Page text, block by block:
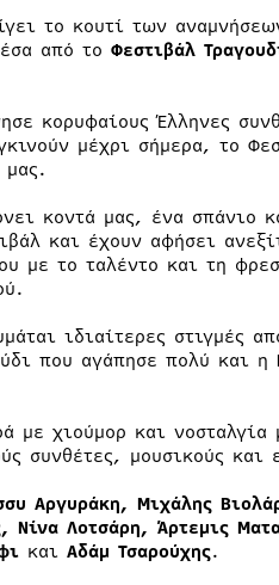
το κουτί των
από το Φεστιβάλ
κορυφαίους Έλληνες
μέχρι σήμερα, το
μας.
κοντά μας, ένα σπάνιο
και έχουν αφήσει
με το ταλέντο και τη
ιδιαίτερες στιγμές
που αγάπησε πολύ και η
με χιούμορ και
συνθέτες, μουσικούς και
Αργυράκη, Μιχάλης
Νίνα Λοτσάρη, Άρτεμις
και Αδάμ Τσαρούχης.